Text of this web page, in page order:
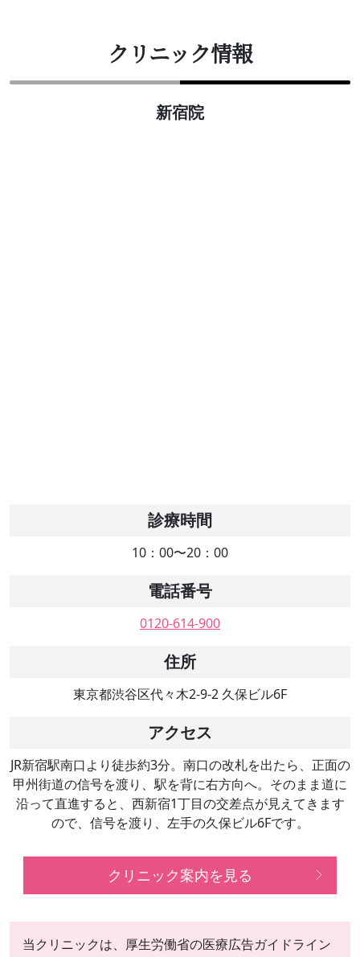
クリニック情報
新宿院
診療時間
10：00〜20：00
電話番号
0120-614-900
住所
東京都渋谷区代々木2-9-2 久保ビル6F
アクセス
JR新宿駅南口より徒歩約3分。南口の改札を出たら、正面の
甲州街道の信号を渡り、駅を背に右方向へ。そのまま道に
沿って直進すると、西新宿1丁目の交差点が見えてきます
ので、信号を渡り、左手の久保ビル6Fです。
クリニック案内を見る
当クリニックは、厚生労働省の医療広告ガイドライン